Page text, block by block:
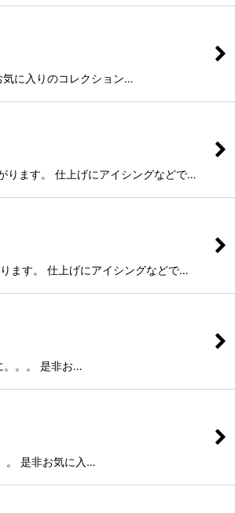
に入りのコレクション…
ります。 仕上げにアイシングなどで…
ます。 仕上げにアイシングなどで…
。。。 是非お…
。 是非お気に入…